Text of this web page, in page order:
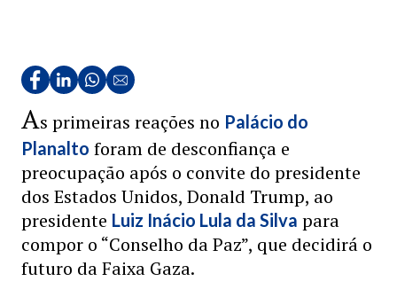
As primeiras reações no Palácio do
Planalto foram de desconfiança e
preocupação após o convite do presidente
dos Estados Unidos, Donald Trump, ao
presidente Luiz Inácio Lula da Silva para
compor o “Conselho da Paz”, que decidirá o
futuro da Faixa Gaza.